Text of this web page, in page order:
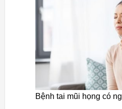
Bệnh tai mũi họng có